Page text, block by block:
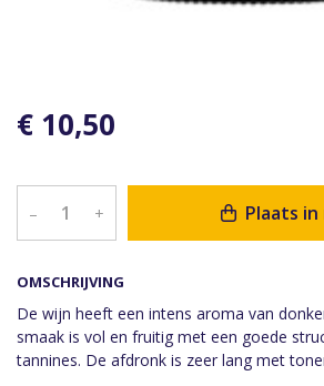
OMSCHRIJVING
De wijn heeft een intens aroma van
smaak is vol en fruitig met een goede
tannines. De afdronk is zeer lang met
€ 10,50
– + Plaats